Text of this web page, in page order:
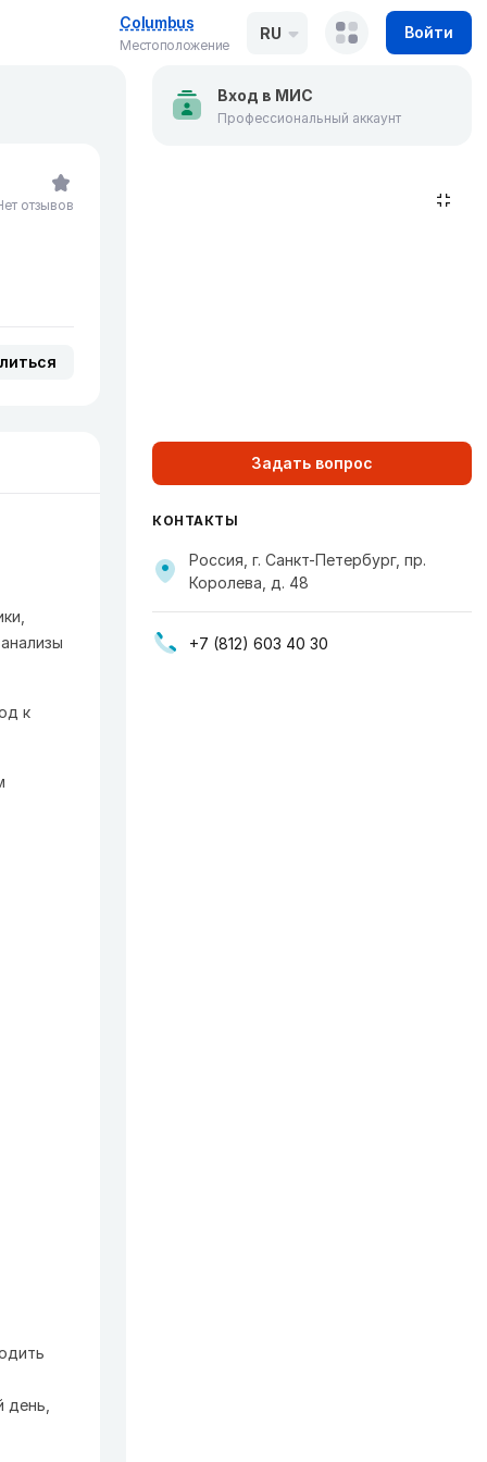
Columbus
Местоположение
RU Войти
отзывов
к
Вход в МИС
Профессиональный аккаунт
Задать вопрос
КОНТАКТЫ
Россия, г. Санкт-Петербург, пр.
Королева, д. 48
+7 (812) 603 40 30